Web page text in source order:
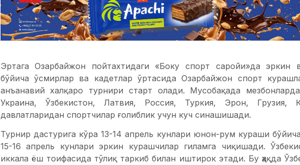
Эртага Озарбайжон пойтахтидаги «Боку спорт саройи»да
бўйича ўсмирлар ва кадетлар ўртасида Озарбайжон спорт
анъанавий халқаро турнири старт олади. Мусобақада
Украина, Ўзбекистон, Латвия, Россия, Туркия, Эрон, Грузия,
давлатларидан спортчилар ғолиблик учун куч синашишади.
Турнир дастурига кўра 13-14 апрель кунлари юнон-рум кураши
15-16 апрель кунлари эркин курашчилар гиламга чиқишади.
иккала ёш тоифасида тўлиқ таркиб билан иштирок этади. Бу ҳақда